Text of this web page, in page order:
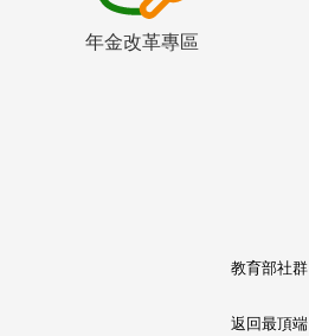
年金改革專區
教育部社群
返回最頂端